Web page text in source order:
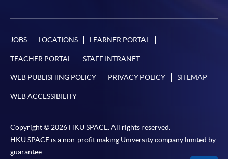
月免息分期付款優惠，必須親臨本學院設有報名服務的教
學中心作付款安排。
如欲了解如何於網上報讀新課程及繳費，請瀏覽網上
-短期課程
JOBS LOCATIONS LEARNER PORTAL
TEACHER PORTAL STAFF INTRANET
WEB PUBLISHING POLICY PRIVACY POLICY SITEMAP
WEB ACCESSIBILITY
Copyright © 2026 HKU SPACE. All rights reserved.
HKU SPACE is a non-profit making University company limited by
guarantee.